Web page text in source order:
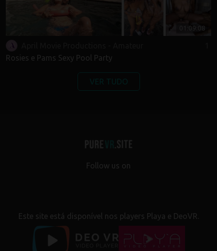
01:09:08
Rosies e Pams Sexy Pool Party
VER TUDO
Follow us on
Este site está disponível nos players Playa e DeoVR.